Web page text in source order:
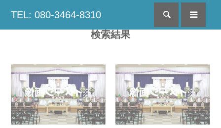
TEL: 080-3464-8310 検索
検索結果